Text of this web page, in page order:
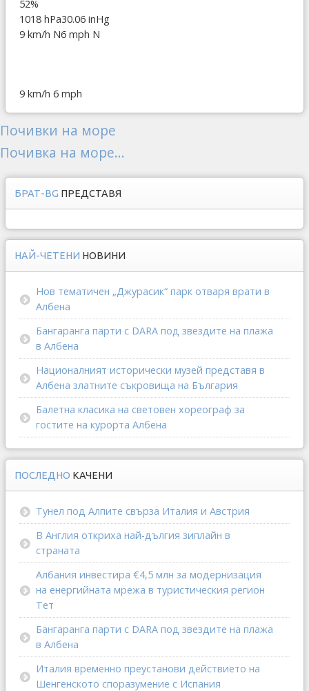
52%
1018 hPa30.06 inHg
9 km/h N6 mph N
9 km/h 6 mph
Почивки на море
Почивка на море...
БРАТ-BG ПРЕДСТАВЯ
НАЙ-ЧЕТЕНИ НОВИНИ
Нов тематичен „Джурасик“ парк отваря врати в
Албена
Бангаранга парти с DARA под звездите на плажа
в Албена
Националният исторически музей представя в
Албена златните съкровища на България
Балетна класика на световен хореограф за
гостите на курорта Албена
ПОСЛЕДНО КАЧЕНИ
Тунел под Алпите свърза Италия и Австрия
В Англия откриха най-дългия зиплайн в
страната
Албания инвестира €4,5 млн за модернизация
на енергийната мрежа в туристическия регион
Тет
Бангаранга парти с DARA под звездите на плажа
в Албена
Италия временно преустанови действието на
Шенгенското споразумение с Испания